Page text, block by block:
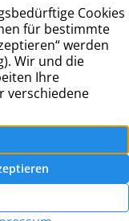
88 66 • Freitag:
14:00
Dienstag •
Donnerstag:
– 18:00
Hamburg-